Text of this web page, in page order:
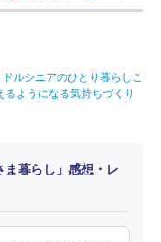
ルシニアのひとり暮らしこ
ようになる気持ちづくり
ま暮らし」感想・レ